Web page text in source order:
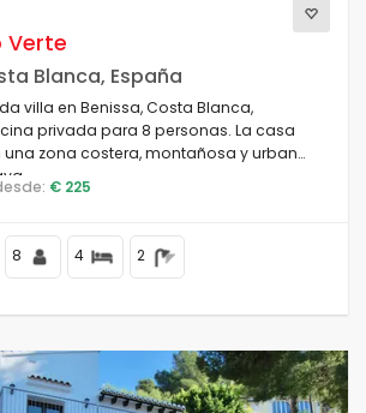
Verte
Blanca, España
villa en Benissa, Costa Blanca,
privada para 8 personas. La casa
zona costera, montañosa y urbana,
€ 225
8 4 2